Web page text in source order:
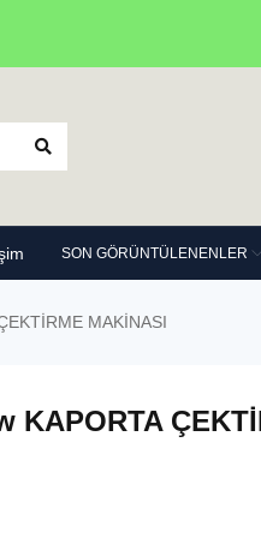
SON GÖRÜNTÜLENENLER
MAKİNASI
KAPORTA